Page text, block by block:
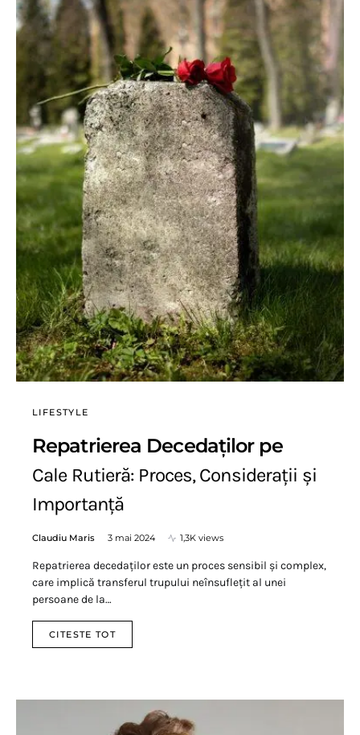
LIFESTYLE
Repatrierea Decedaților pe
Cale Rutieră: Proces, Considerații și
Importanță
Claudiu Maris 3 mai 2024 1,3K views
Repatrierea decedaților este un proces sensibil și complex,
care implică transferul trupului neînsuflețit al unei
persoane de la…
CITESTE TOT